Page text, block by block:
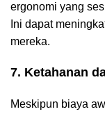
ergonomi yang
Ini dapat
mereka.
7. Ketahanan
Meskipun biaya